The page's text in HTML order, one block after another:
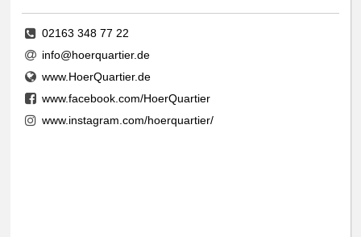
02163 348 77 22
info@hoerquartier.de
www.HoerQuartier.de
www.facebook.com/HoerQuartier
www.instagram.com/hoerquartier/